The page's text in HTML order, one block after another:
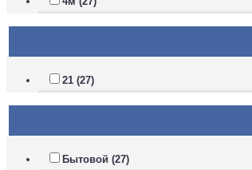
21 (27)
Бытовой (27)